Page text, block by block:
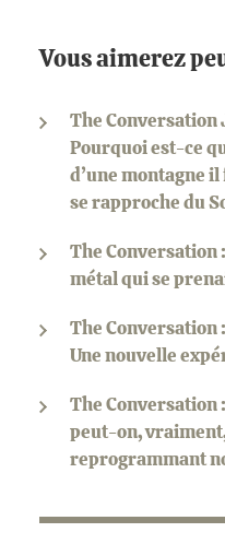
Vous aimerez
The Conversation
Pourquoi est-ce
d’une montagne
se rapproche du
The Conversation
métal qui se
The Conversation
Une nouvelle
The Conversation
peut-on,
reprogrammant